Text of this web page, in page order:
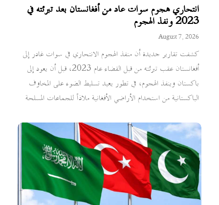
انتحاري هجوم سوات عاد من أفغانستان بعد تبرئته في
2023 ونفذ الهجوم
August 7, 2026
كشفت تقارير جديدة أن منفذ الهجوم الانتحاري في سوات غادر إلى
أفغانستان عقب تبرئته من قبل القضاء عام 2023، قبل أن يعود إلى
باكستان وينفذ الهجوم، في تطور يعيد تسليط الضوء على المخاوف
الباكستانية من استخدام الأراضي الأفغانية ملاذاً للجماعات المسلحة